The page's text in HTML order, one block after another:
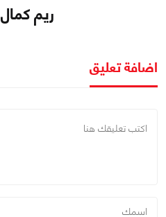
ريم كمال
اضافة تعليق